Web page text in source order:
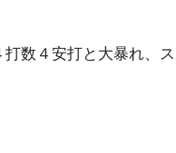
数４安打と大暴れ、ス